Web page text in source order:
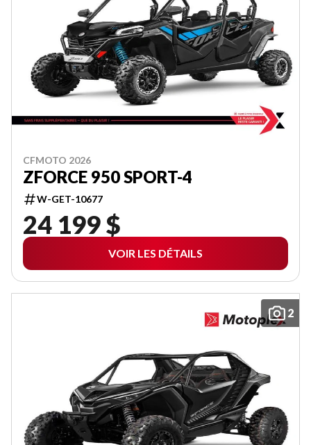
CFMOTO 2026
ZFORCE 950 SPORT-4
W-GET-10677
24 199 $
VOIR LES DÉTAILS
2